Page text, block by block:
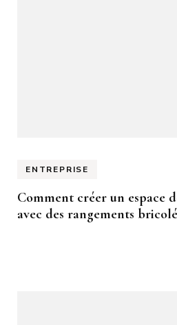
ENTREPRISE
Comment créer un espace
avec des rangements